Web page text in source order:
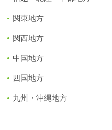
関東地方
関西地方
中国地方
四国地方
九州・沖縄地方